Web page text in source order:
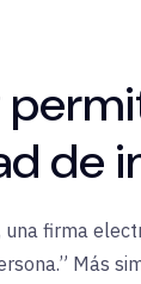
de
firma
Más